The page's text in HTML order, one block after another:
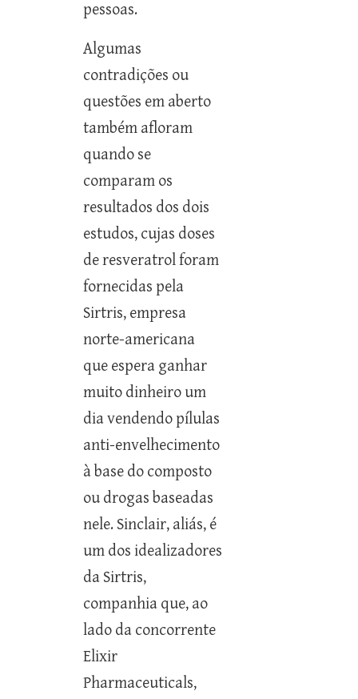
pessoas.
Algumas
contradições ou
questões em aberto
também afloram
quando se
comparam os
resultados dos dois
estudos, cujas doses
de resveratrol foram
fornecidas pela
Sirtris, empresa
norte-americana
que espera ganhar
muito dinheiro um
dia vendendo pílulas
anti-envelhecimento
à base do composto
ou drogas baseadas
nele. Sinclair, aliás, é
um dos idealizadores
da Sirtris,
companhia que, ao
lado da concorrente
Elixir
Pharmaceuticals,